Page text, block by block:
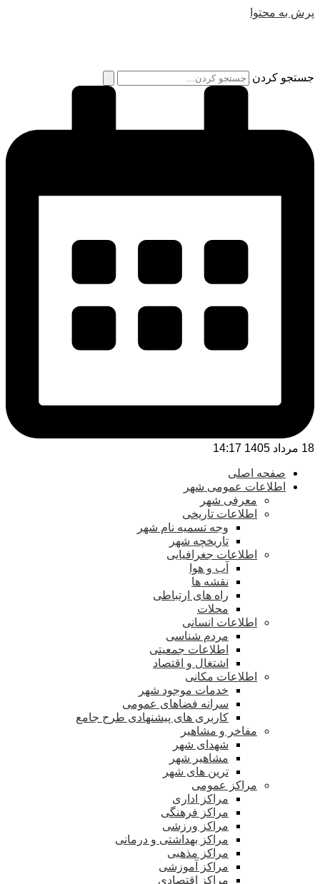
پرش به محتوا
جستجو کردن
18 مرداد 1405 14:17
صفحه اصلی
اطلاعات عمومی شهر
معرفی شهر
اطلاعات تاریخی
وجه تسمیه نام شهر
تاریخچه شهر
اطلاعات جغرافیایی
آب و هوا
نقشه ها
راه های ارتباطی
محلات
اطلاعات انسانی
مردم شناسی
اطلاعات جمعیتی
اشتغال و اقتصاد
اطلاعات مکانی
خدمات موجود شهر
سرانه فضاهای عمومی
کاربری های پیشنهادی طرح جامع
مفاخر و مشاهیر
شهدای شهر
مشاهیر شهر
ترین های شهر
مراکز عمومی
مراکز اداری
مراکز فرهنگی
مراکز ورزشی
مراکز بهداشتی و درمانی
مراکز مذهبی
مراکز آموزشی
مراکز اقتصادی